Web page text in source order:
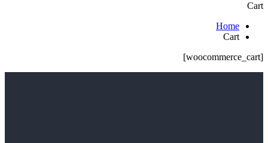
Cart
Home
Cart
[woocommerce_cart]